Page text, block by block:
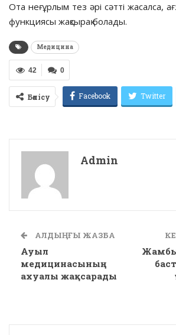
Ота неғұрлым тез әрі сәтті жасалса,
функциясы жақсырақ болады.
Медицина
0
42
Бөлісу Facebook Twitter
Admin
АЛДЫҢҒЫ ЖАЗБА
Ауыл
медицинасының
ахуалы жақсарады